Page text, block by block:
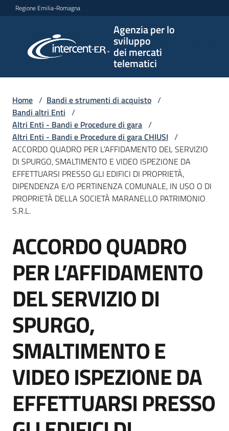
Vai al contenuto
Vai alla navigazione
Vai al footer
Regione Emilia-Romagna
Agenzia per lo
sviluppo
dei mercati
telematici
per lo
sviluppo
telematici
L'Agenzia
Bandi
e
strumenti
acquisto
Supporto
Piattaforme
telematiche
English
site
Home / Bandi e strumenti di acquisto /
Bandi altri Enti /
Altri Enti - Bandi e Procedure di gara /
Altri Enti - Bandi e Procedure di gara CHIUSI /
ACCORDO QUADRO PER L’AFFIDAMENTO DEL SERVIZIO
DI SPURGO, SMALTIMENTO E VIDEO ISPEZIONE DA
EFFETTUARSI PRESSO GLI EDIFICI DI PROPRIETÀ,
DIPENDENZA E/O PERTINENZA COMUNALE, IN USO O DI
PROPRIETÀ DELLA SOCIETÀ MARANELLO PATRIMONIO
S.R.L.
Salta al contenuto
ACCORDO QUADRO
PER L’AFFIDAMENTO
DEL SERVIZIO DI
SPURGO,
SMALTIMENTO E
VIDEO ISPEZIONE DA
EFFETTUARSI PRESSO